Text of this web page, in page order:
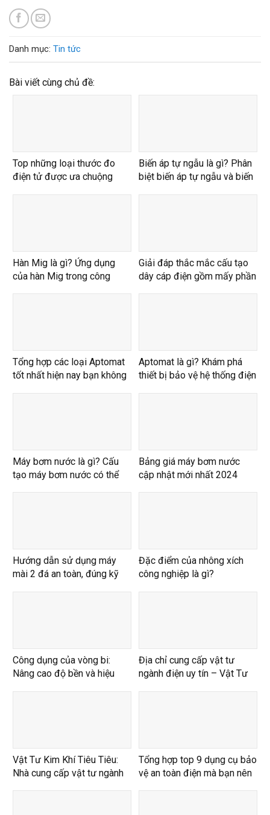
Danh mục: Tin tức
Bài viết cùng chủ đề:
Top những loại thước đo
điện tử được ưa chuộng
Biến áp tự ngẫu là gì? Phân
biệt biến áp tự ngẫu và biến
Hàn Mig là gì? Ứng dụng
của hàn Mig trong công
Giải đáp thắc mắc cấu tạo
dây cáp điện gồm mấy phần
Tổng hợp các loại Aptomat
tốt nhất hiện nay bạn không
Aptomat là gì? Khám phá
thiết bị bảo vệ hệ thống điện
Máy bơm nước là gì? Cấu
tạo máy bơm nước có thể
Bảng giá máy bơm nước
cập nhật mới nhất 2024
Hướng dẫn sử dụng máy
mài 2 đá an toàn, đúng kỹ
Đặc điểm của nhông xích
công nghiệp là gì?
Công dụng của vòng bi:
Nâng cao độ bền và hiệu
Địa chỉ cung cấp vật tư
ngành điện uy tín – Vật Tư
Vật Tư Kim Khí Tiêu Tiêu:
Nhà cung cấp vật tư ngành
Tổng hợp top 9 dụng cụ bảo
vệ an toàn điện mà bạn nên